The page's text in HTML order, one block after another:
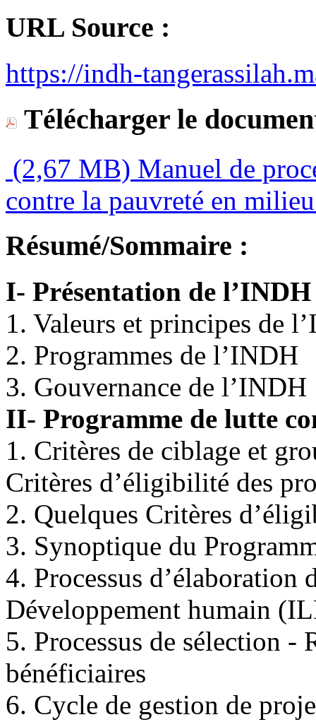
URL Source :
https://indh-
Télécharger le
(2,67 MB) Manuel de
contre la pauvreté en
Résumé/Sommaire :
I- Présentation de l’INDH
1. Valeurs et principes de
2. Programmes de l’INDH
3. Gouvernance de l’INDH
II- Programme de lutte
1. Critères de ciblage et
Critères d’éligibilité des
2. Quelques Critères
3. Synoptique du
4. Processus d’élaboration
Développement humain
5. Processus de sélection -
bénéficiaires
6. Cycle de gestion de